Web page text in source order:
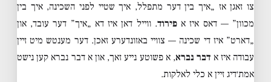
צו זאגן אז „איך בין דער מתפלל, איך שטיי לפני השכינה, איך בין
מכוון” — דאס איז אפירוד. ווייל דאן איז דא „איך” דער עובד, און
„דארט” איז די שכינה — צוויי באזונדערע זאכן. דער מענטש מיט זיין
עבודה איז א דבר נברא, א פשוטע נייע זאך, און א דבר נברא קען נישט
אמת׳דיג זיין א כלי לאלקות.